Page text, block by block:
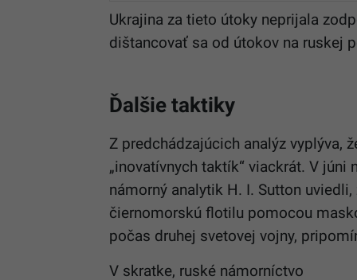
Ukrajina za tieto útoky neprijala
dištancovať sa od útokov na ruskej
Ďalšie taktiky
Z predchádzajúcich analýz vyplýva,
„inovatívnych taktík“ viackrát. V júni
námorný analytik H. I. Sutton
čiernomorskú flotilu pomocou
počas druhej svetovej vojny,
V skratke, ruské námorníctvo